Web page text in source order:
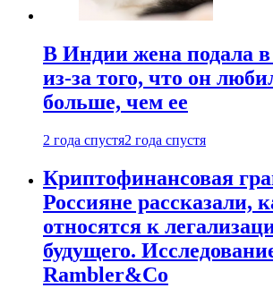
В Индии жена подала
из-за того, что он
больше, чем ее
2 года спустя2 года спустя
Криптофинансовая
Россияне рассказали,
относятся к
будущего.
Rambler&Co